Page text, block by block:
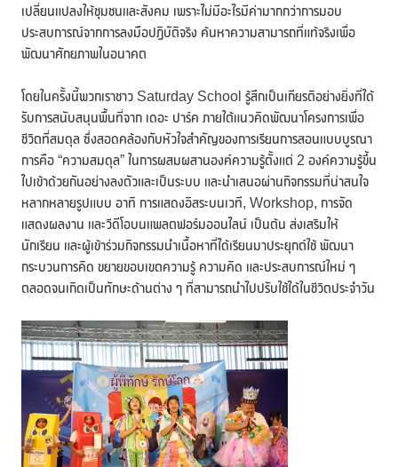
เปลี่ยนแปลงให้ชุมชนและสังคม เพราะไม่มีอะไรมีค่ามากกว่าการมอบ
ประสบการณ์จากการลงมือปฏิบัติจริง ค้นหาความสามารถที่แท้จริงเพื่อ
พัฒนาศักยภาพในอนาคต
โดยในครั้งนี้พวกเราชาว Saturday School รู้สึกเป็นเกียรติอย่างยิ่งที่ได้
รับการสนับสนุนพื้นที่จาก เดอะ ปาร์ค ภายใต้แนวคิดพัฒนาโครงการเพื่อ
ชีวิตที่สมดุล ซึ่งสอดคล้องกับหัวใจสำคัญของการเรียนการสอนแบบบูรณา
การคือ “ความสมดุล” ในการผสมผสานองค์ความรู้ตั้งแต่ 2 องค์ความรู้ขึ้น
ไปเข้าด้วยกันอย่างลงตัวและเป็นระบบ และนำเสนอผ่านกิจกรรมที่น่าสนใจ
หลากหลายรูปแบบ อาทิ การแสดงอิสระบนเวที, Workshop, การจัด
แสดงผลงาน และวีดีโอบนแพลตฟอร์มออนไลน์ เป็นต้น ส่งเสริมให้
นักเรียน และผู้เข้าร่วมกิจกรรมนำเนื้อหาที่ได้เรียนมาประยุกต์ใช้ พัฒนา
กระบวนการคิด ขยายขอบเขตความรู้ ความคิด และประสบการณ์ใหม่ ๆ
ตลอดจนเกิดเป็นทักษะด้านต่าง ๆ ที่สามารถนำไปปรับใช้ได้ในชีวิตประจำวัน